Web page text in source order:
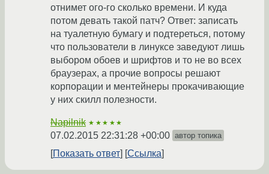
отнимет ого-го сколько времени. И куда
потом девать такой патч? Ответ: записать
на туалетную бумагу и подтереться, потому
что пользователи в линуксе заведуют лишь
выбором обоев и шрифтов и то не во всех
браузерах, а прочие вопросы решают
корпорации и ментейнеры прокачивающие
у них скилл полезности.
Napilnik ★★★★★
07.02.2015 22:31:28 +00:00 автор топика
Показать ответ Ссылка